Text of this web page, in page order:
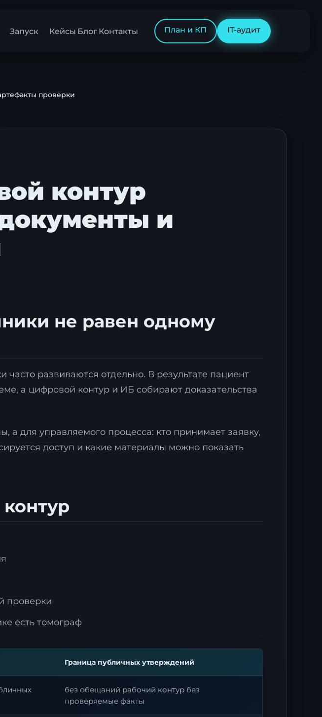
Запуск Кейсы Блог Контакты План и КП IT-аудит
проверки
контур
и
не равен одному
развиваются отдельно. В результате пациент
а цифровой контур и ИБ собирают доказательства
для управляемого процесса: кто принимает заявку,
доступ и какие материалы можно показать
проверки
есть томограф
Граница публичных утверждений
без обещаний рабочий контур без
проверяемые факты